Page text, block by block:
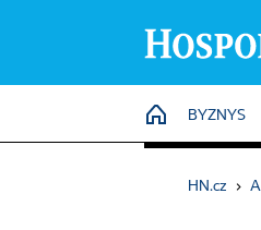
HOME
BYZNYS
HN.cz ›